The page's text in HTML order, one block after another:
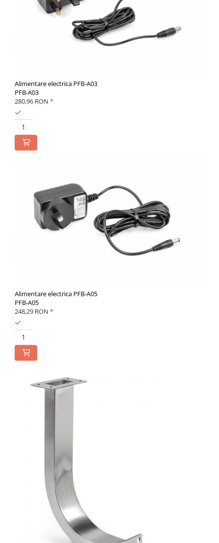
Alimentare electrica PFB-A03
PFB-A03
280,96 RON *
Alimentare electrica PFB-A05
PFB-A05
248,29 RON *